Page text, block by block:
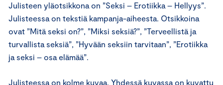
Julisteen yläotsikkona on ”Seksi – Erotiikka – Hellyys”.
Julisteessa on tekstiä kampanja-aiheesta. Otsikkoina
ovat ”Mitä seksi on?”, ”Miksi seksiä?”, ”Terveellistä ja
turvallista seksiä”, ”Hyvään seksiin tarvitaan”, ”Erotiikka
ja seksi – osa elämää”.
Julisteessa on kolme kuvaa. Yhdessä kuvassa on kuvattu